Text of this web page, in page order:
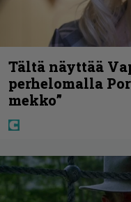
Tältä näyttää
perhelomalla
mekko”